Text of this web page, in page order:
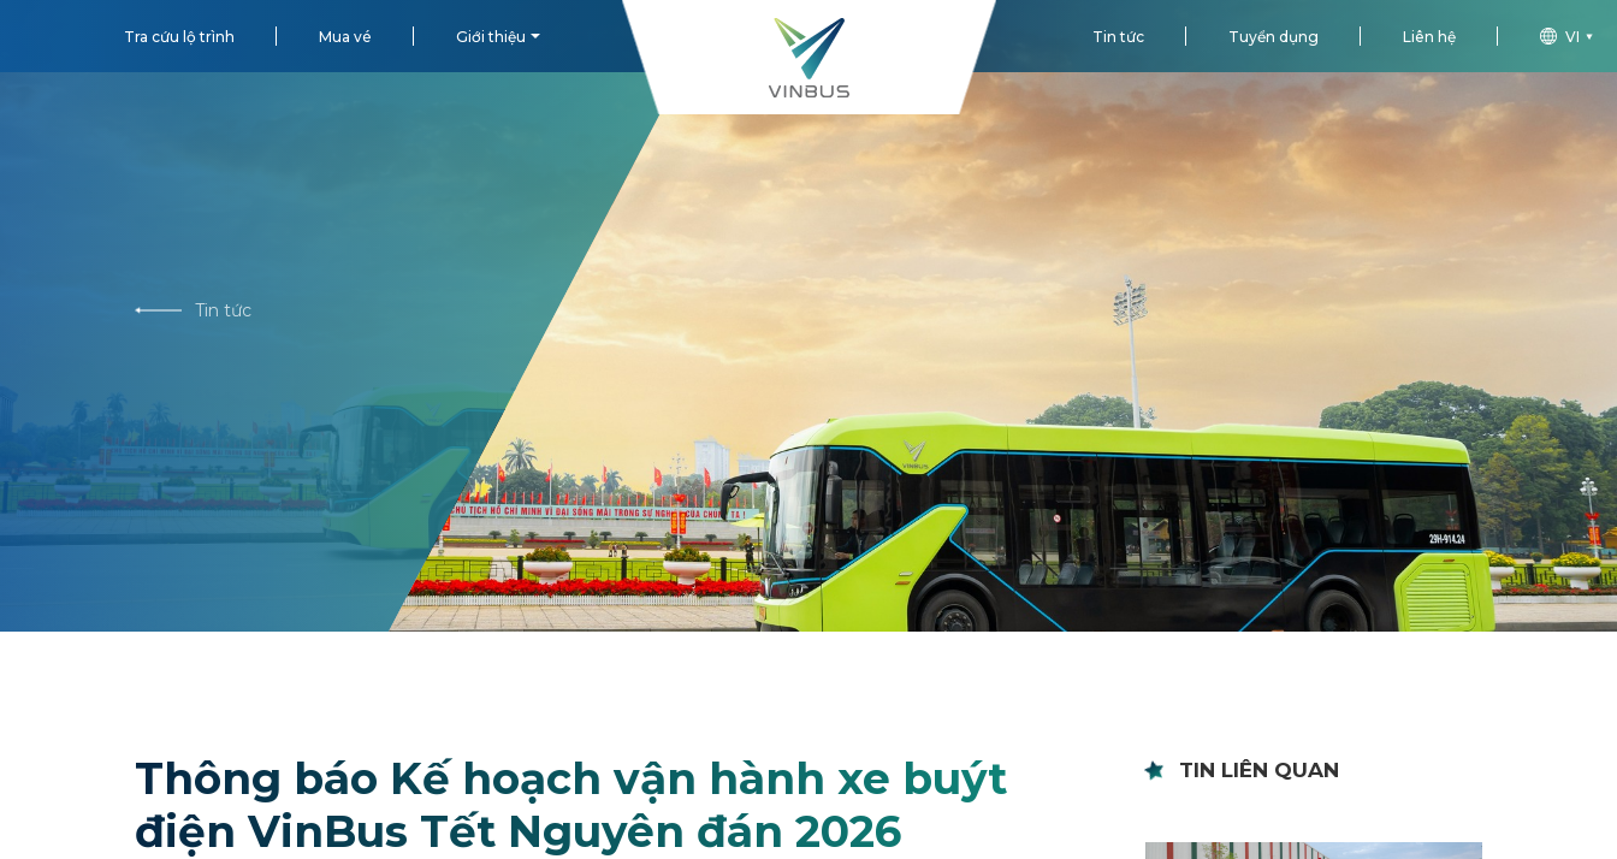
Tra cứu lộ trình Mua vé Giới thiệu Tin tức Tuyển dụng Liên hệ VI
Tin tức
Thông báo Kế hoạch vận hành xe buýt
điện VinBus Tết Nguyên đán 2026
TIN LIÊN QUAN